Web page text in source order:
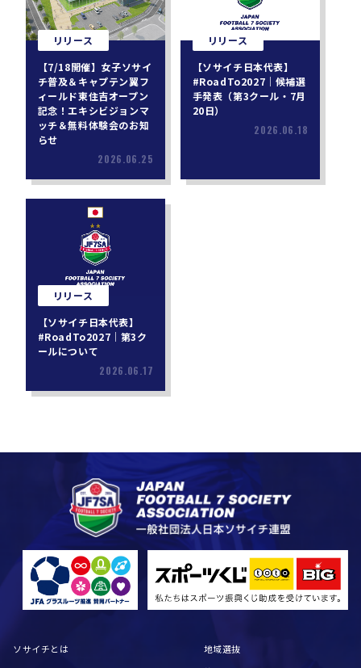
リリース
【7/18開催】女子ソサイ
チ普及＆キャプテン翼フ
ィールド東住吉オープン
記念！エキシビジョンマ
ッチ＆無料体験会のお知
らせ
2026.06.25
リリース
【ソサイチ日本代表】
#RoadTo2027｜候補選
手発表（第3クール・7月
20日）
2026.06.18
リリース
【ソサイチ日本代表】
#RoadTo2027｜第3ク
ールについて
2026.06.17
ソサイチとは
地域選抜